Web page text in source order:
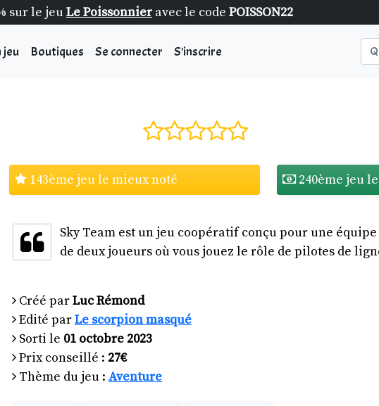
sur le jeuLe Poissonnieravec le code POISSON22
jeu Boutiques Se connecter S'inscrire
143ème jeu le mieux noté 240ème jeu
Sky Team est un jeu coopératif conçu pour une équipe
de deux joueurs où vous jouez le rôle de pilotes de
Créé parLuc Rémond
Edité parLe scorpion masqué
Sorti le 01 octobre 2023
Prix conseillé : 27€
Thème du jeu : Aventure